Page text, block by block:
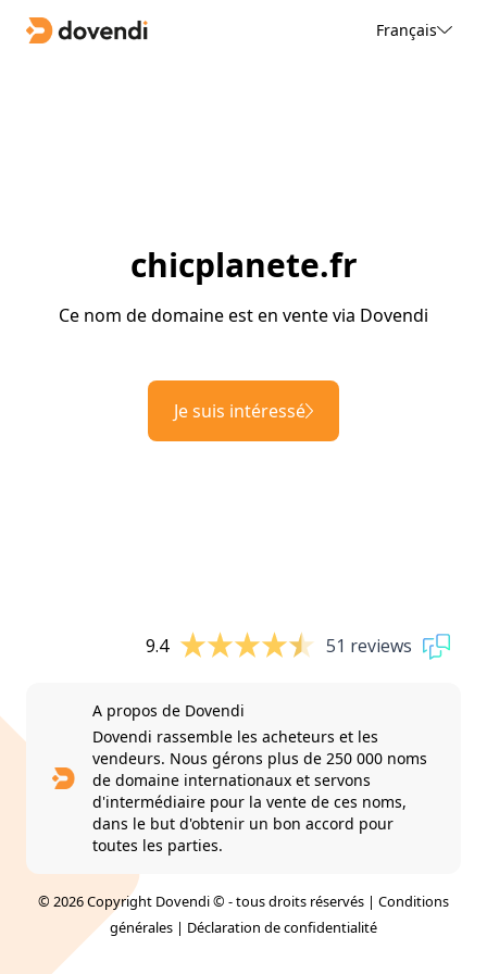
Français
chicplanete.fr
Ce nom de domaine est en vente via Dovendi
Je suis intéressé
9.4 51 reviews
A propos de Dovendi
Dovendi rassemble les acheteurs et les
vendeurs. Nous gérons plus de 250 000 noms
de domaine internationaux et servons
d'intermédiaire pour la vente de ces noms,
dans le but d'obtenir un bon accord pour
toutes les parties.
© 2026 Copyright Dovendi © - tous droits réservés | Conditions
générales | Déclaration de confidentialité